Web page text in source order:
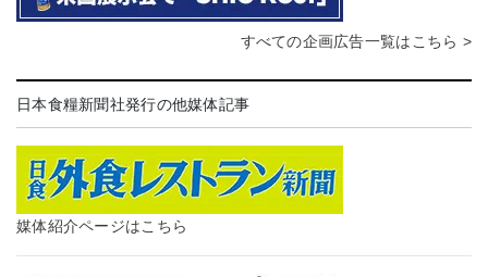
すべての企画広告一覧はこちら >
日本食糧新聞社発行の他媒体記事
媒体紹介ページはこちら